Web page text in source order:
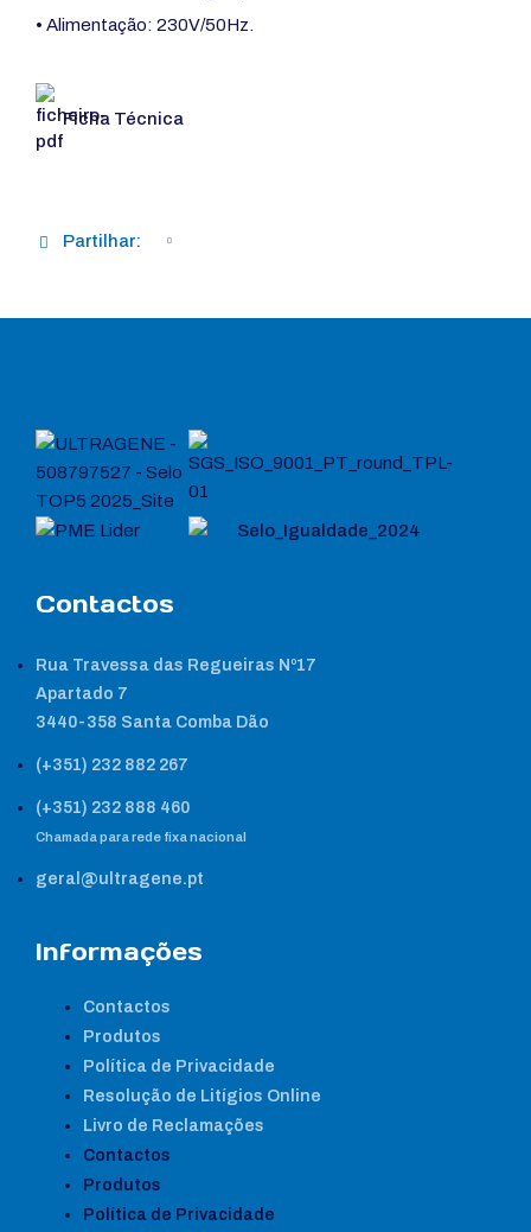
• Alimentação: 230V/50Hz.
Ficha Técnica
Partilhar:
Contactos
Rua Travessa das Regueiras Nº17
Apartado 7
3440-358 Santa Comba Dão
(+351) 232 882 267
(+351) 232 888 460
Chamada para rede fixa nacional
geral@ultragene.pt
Informações
Contactos
Produtos
Política de Privacidade
Resolução de Litígios Online
Livro de Reclamações
Contactos
Produtos
Política de Privacidade